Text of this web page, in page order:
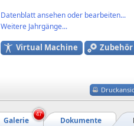
Datenblatt ansehen oder bearbeiten...
Weitere Jahrgänge...
Virtual Machine Zubehör
Dokumente
Galerie
47